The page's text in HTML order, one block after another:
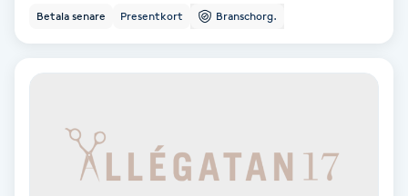
Hårborttagning
Hårbottenbehandling
Hårförlängning
Betala senare Presentkort Branschorg.